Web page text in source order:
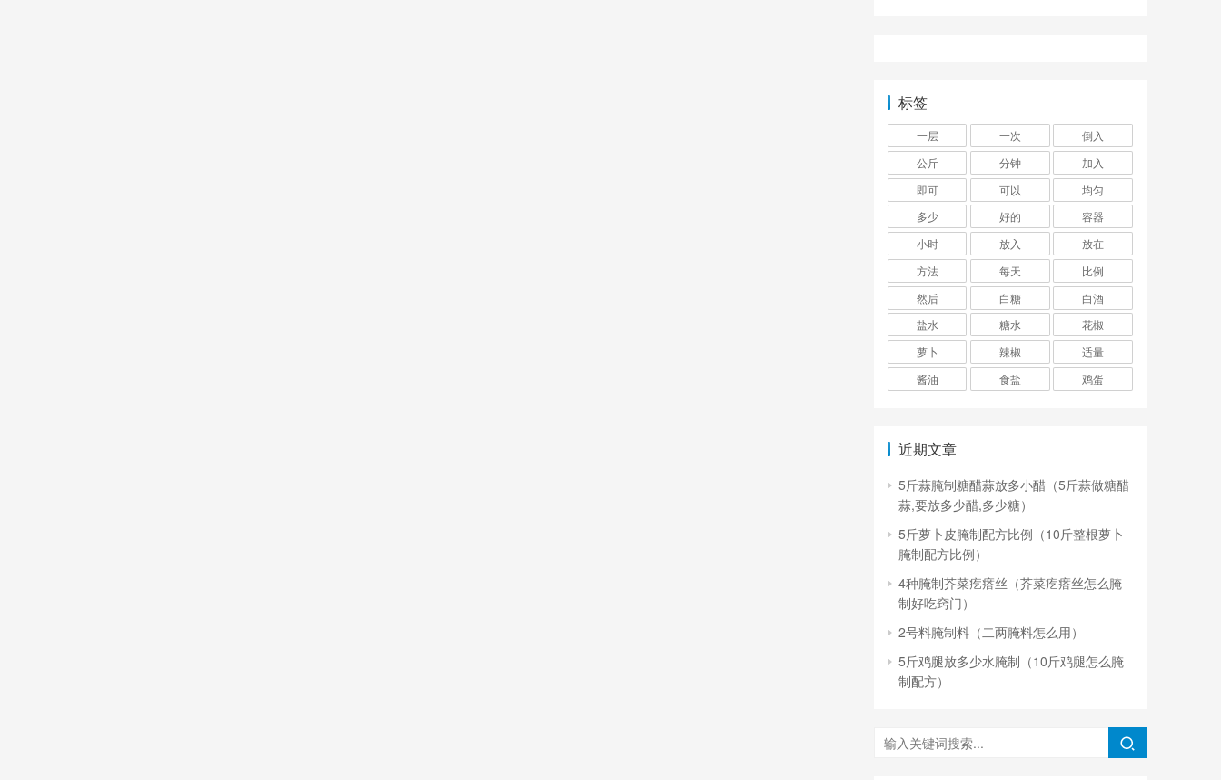
标签
一层 一次
倒入
公斤
分钟
加入
即可
可以
均匀
多少
好的
容器
小时
放入
放在
方法
每天
比例
然后
白糖
白酒
盐水
糖水
花椒
萝卜
辣椒
适量
酱油
食盐 鸡蛋
近期文章
5斤蒜腌制糖醋蒜放多小醋（5斤蒜做糖醋
蒜,要放多少醋,多少糖）
5斤萝卜皮腌制配方比例（10斤整根萝卜
腌制配方比例）
4种腌制芥菜疙瘩丝（芥菜疙瘩丝怎么腌
制好吃窍门）
2号料腌制料（二两腌料怎么用）
5斤鸡腿放多少水腌制（10斤鸡腿怎么腌
制配方）